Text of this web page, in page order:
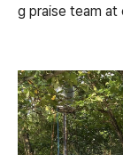
g praise team at